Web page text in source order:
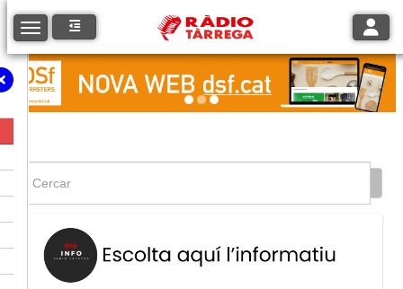
Toggle navigation